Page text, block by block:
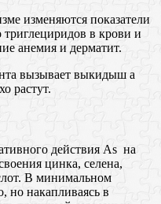
изменяются показатели
триглециридов в крови и
анемия и дерматит.
вызывает выкидыш а
растут.
действия As на
цинка, селена,
В минимальном
но накапливаясь в